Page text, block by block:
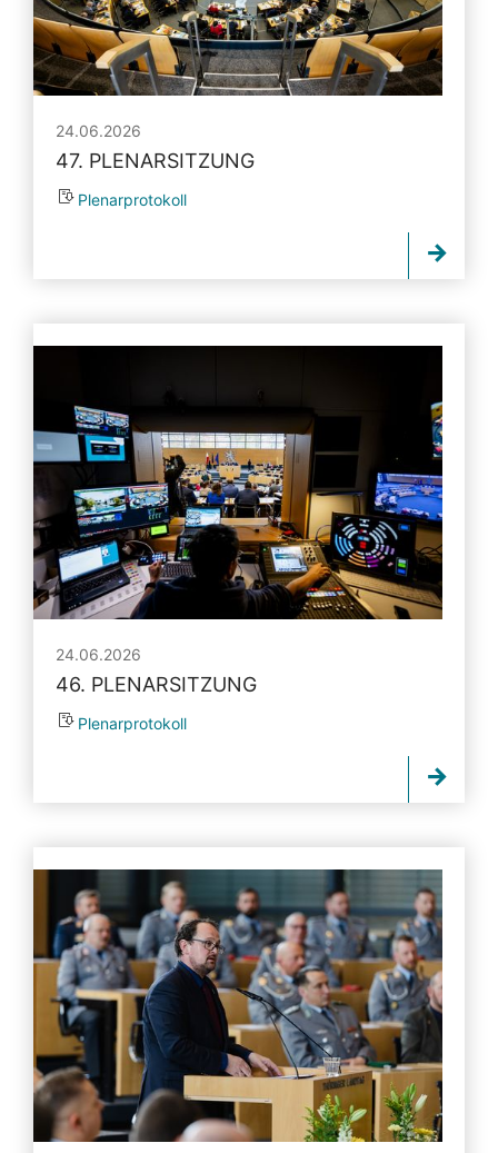
24.06.2026
47. PLENARSITZUNG
Plenarprotokoll
24.06.2026
46. PLENARSITZUNG
Plenarprotokoll